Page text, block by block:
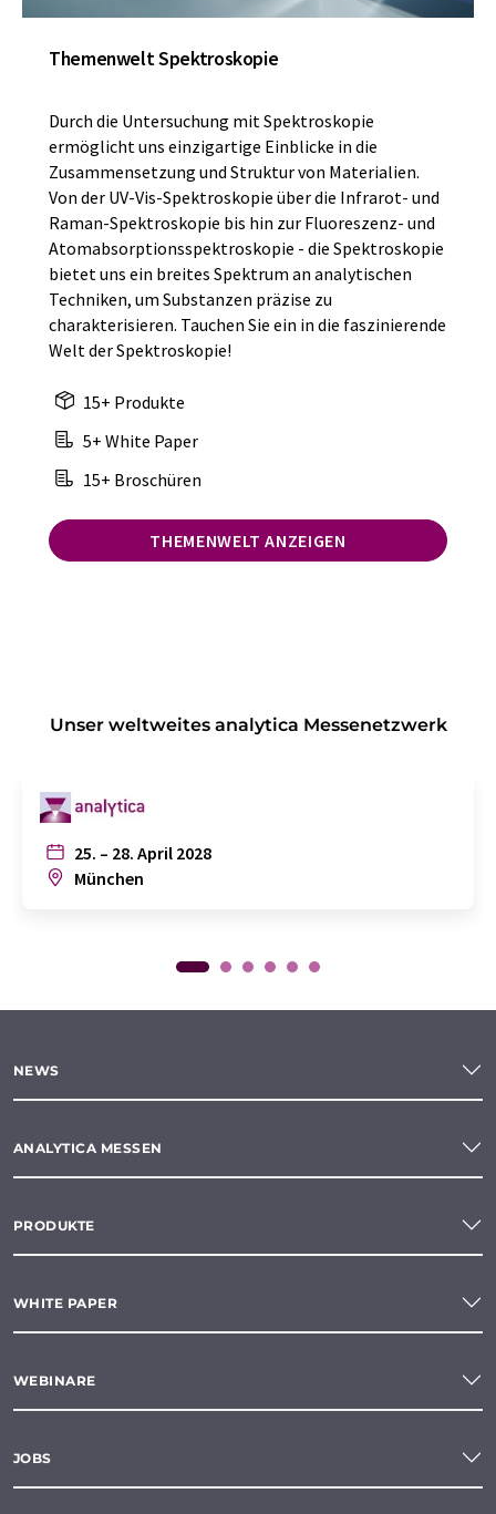
Themenwelt Spektroskopie
Durch die Untersuchung mit Spektroskopie
ermöglicht uns einzigartige Einblicke in die
Zusammensetzung und Struktur von Materialien.
Von der UV-Vis-Spektroskopie über die Infrarot- und
Raman-Spektroskopie bis hin zur Fluoreszenz- und
Atomabsorptionsspektroskopie - die Spektroskopie
bietet uns ein breites Spektrum an analytischen
Techniken, um Substanzen präzise zu
charakterisieren. Tauchen Sie ein in die faszinierende
Welt der Spektroskopie!
15+ Produkte
5+ White Paper
15+ Broschüren
THEMENWELT ANZEIGEN
Unser weltweites analytica Messenetzwerk
25. – 28. April 2028
München
NEWS
ANALYTICA MESSEN
PRODUKTE
WHITE PAPER
WEBINARE
JOBS